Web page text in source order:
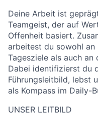
Deine Arbeit ist
Teamgeist, der auf
Offenheit basiert.
arbeitest du sowohl
Tagesziele als auch an
Dabei identifizierst du
Führungsleitbild, lebst
als Kompass im Daily-
UNSER LEITBILD